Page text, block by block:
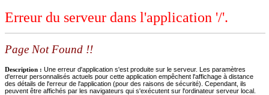
Erreur du serveur dans l'application '/'.
Page Not Found !!
Description : Une erreur d'application s'est produite sur le serveur. Les paramètres
d'erreur personnalisés actuels pour cette application empêchent l'affichage à distance
des détails de l'erreur de l'application (pour des raisons de sécurité). Cependant, ils
peuvent être affichés par les navigateurs qui s'exécutent sur l'ordinateur serveur local.